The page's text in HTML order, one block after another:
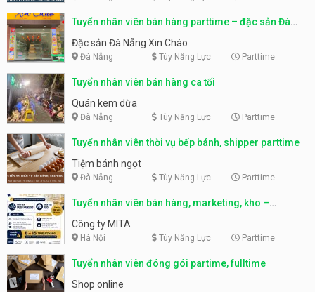
Tuyển nhân viên bán hàng parttime – đặc sản Đà
Nẵng
Đặc sản Đà Nẵng Xin Chào
Đà Nẵng Tùy Năng Lực Parttime
Tuyển nhân viên bán hàng ca tối
Quán kem dừa
Đà Nẵng Tùy Năng Lực Parttime
Tuyển nhân viên thời vụ bếp bánh, shipper parttime
Tiệm bánh ngọt
Đà Nẵng Tùy Năng Lực Parttime
Tuyển nhân viên bán hàng, marketing, kho –
parttime, fulltime
Công ty MITA
Hà Nội Tùy Năng Lực Parttime
Tuyển nhân viên đóng gói partime, fulltime
Shop online